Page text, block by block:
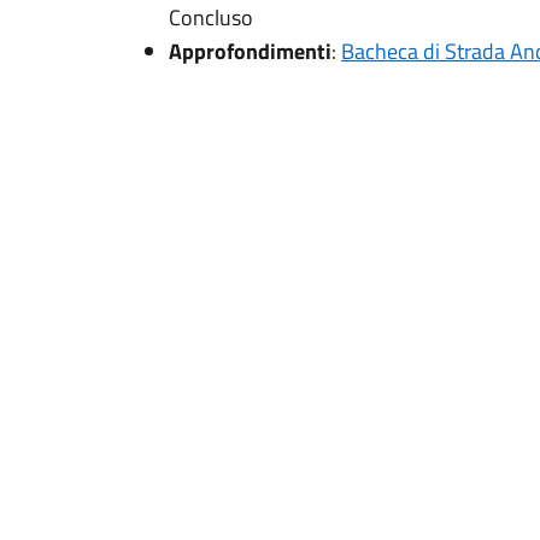
Concluso
Approfondimenti: Bacheca di Strada